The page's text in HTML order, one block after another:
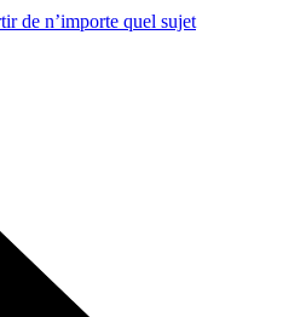
de n’importe quel sujet